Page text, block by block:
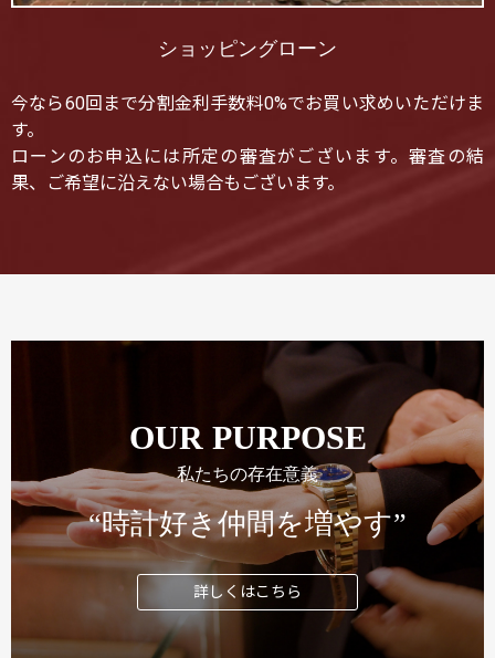
ショッピングローン
今なら60回まで分割金利手数料0%でお買い求めいただけま
す。
ローンのお申込には所定の審査がございます。審査の結
果、ご希望に沿えない場合もございます。
OUR PURPOSE
私たちの存在意義
“時計好き仲間を増やす”
詳しくはこちら